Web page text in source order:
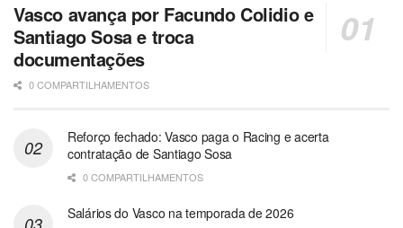
Vasco avança por Facundo Colidio e
Santiago Sosa e troca
documentações
0 COMPARTILHAMENTOS
Reforço fechado: Vasco paga o Racing e acerta
contratação de Santiago Sosa
0 COMPARTILHAMENTOS
Salários do Vasco na temporada de 2026